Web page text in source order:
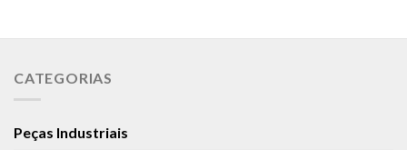
CATEGORIAS
Peças Industriais